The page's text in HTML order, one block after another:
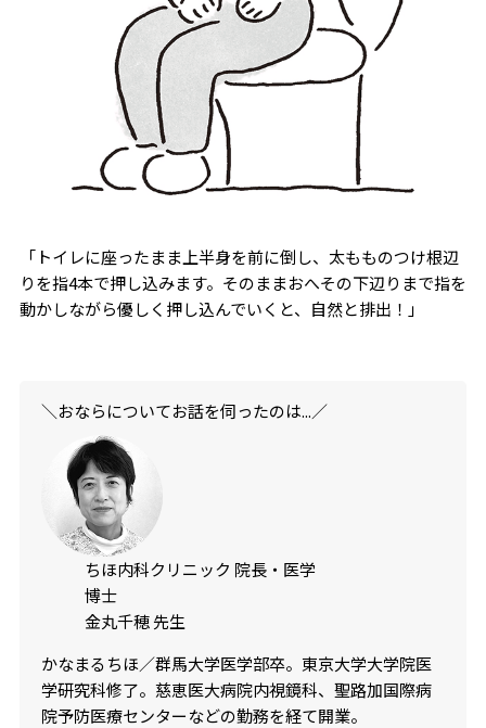
「トイレに座ったまま上半身を前に倒し、太もものつけ根辺
りを指4本で押し込みます。そのままおへその下辺りまで指を
動かしながら優しく押し込んでいくと、自然と排出！」
＼おならについてお話を伺ったのは...／
ちほ内科クリニック 院長・医学
博士
金丸千穂 先生
かなまるちほ／群馬大学医学部卒。東京大学大学院医
学研究科修了。慈恵医大病院内視鏡科、聖路加国際病
院予防医療センターなどの勤務を経て開業。